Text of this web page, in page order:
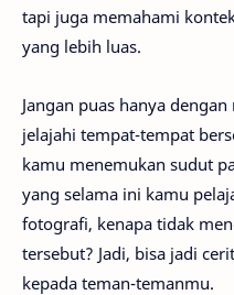
tapi juga memahami
yang lebih luas.
Jangan puas hanya
jelajahi tempat-tempat
kamu menemukan sudut
yang selama ini kamu
fotografi, kenapa tidak
tersebut? Jadi, bisa jadi
kepada teman-temanmu.